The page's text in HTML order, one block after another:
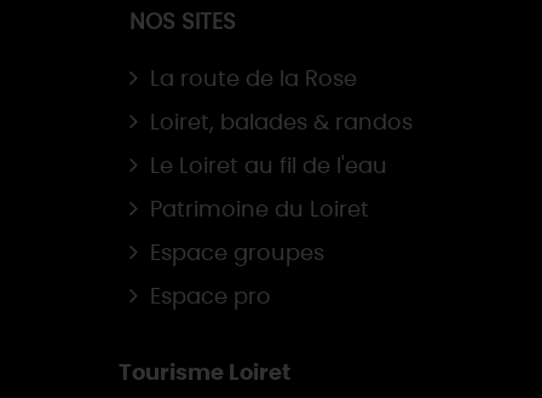
NOS SITES
La route de la Rose
Loiret, balades & randos
Le Loiret au fil de l'eau
Patrimoine du Loiret
Espace groupes
Espace pro
Tourisme Loiret